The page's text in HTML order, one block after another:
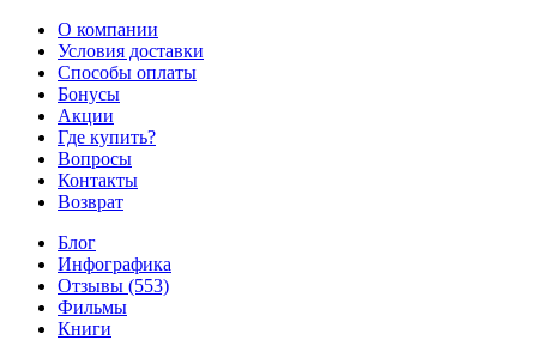
О компании
Условия доставки
Способы оплаты
Бонусы
Акции
Где купить?
Вопросы
Контакты
Возврат
Блог
Инфографика
Отзывы (553)
Фильмы
Книги